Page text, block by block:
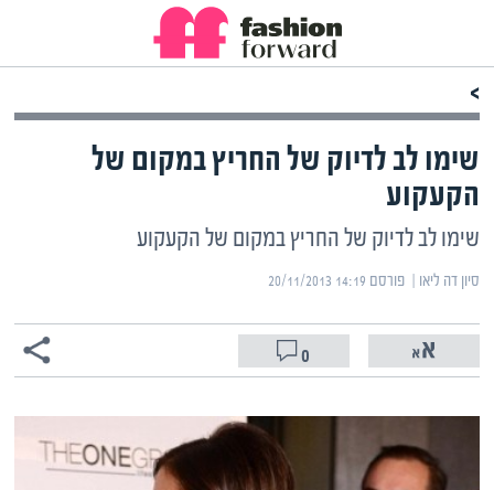
>
שימו לב לדיוק של החריץ במקום של
הקעקוע
שימו לב לדיוק של החריץ במקום של הקעקוע
סיון דה ליאו | ‏פורסם ‎20/11/2013 14:19
0